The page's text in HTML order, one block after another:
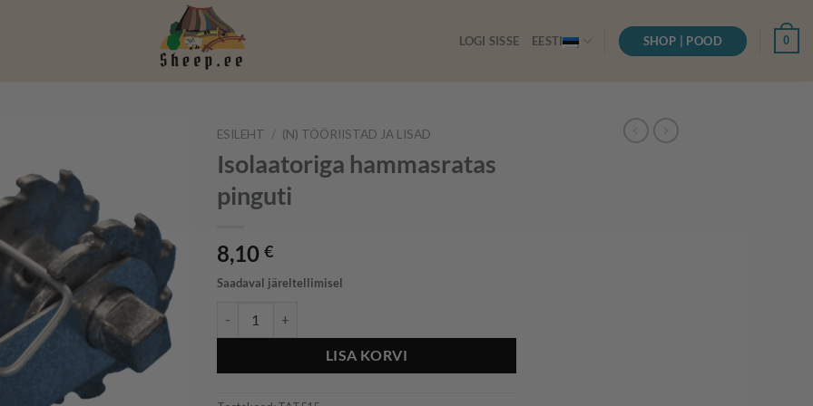
LOGI SISSE EESTI SHOP | POOD 0
ESILEHT / (N) TÖÖRIISTAD JA LISAD
Isolaatoriga hammasratas
pinguti
8,10 €
Saadaval järeltellimisel
LISA KORVI